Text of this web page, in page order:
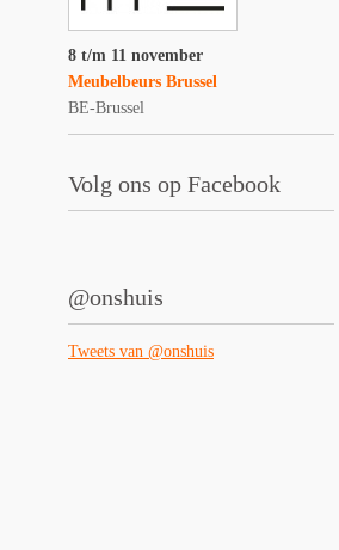
8 t/m 11 november
Meubelbeurs Brussel
BE-Brussel
Volg ons op Facebook
@onshuis
Tweets van @onshuis